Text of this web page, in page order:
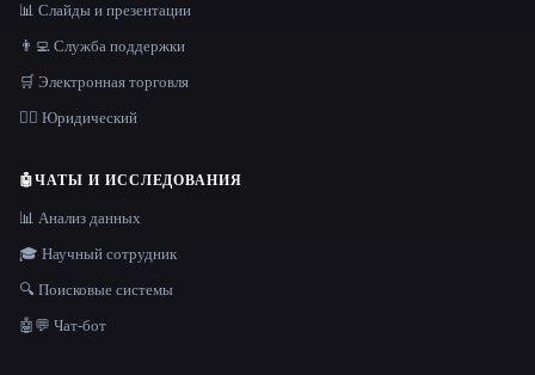
📊 Слайды и презентации
👨‍💻 Служба поддержки
🛒 Электронная торговля
👩‍⚖️ Юридический
🤖ЧАТЫ И ИССЛЕДОВАНИЯ
📊 Анализ данных
🎓 Научный сотрудник
🔍 Поисковые системы
🤖💬 Чат-бот